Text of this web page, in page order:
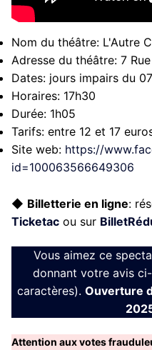
Nom du théâtre: L'Autre
Adresse du théâtre: 7
Dates: jours impairs du
Horaires: 17h30
Durée: 1h05
Tarifs: entre 12 et 17
Site web: https://
id=100063566649306
◆ Billetterie en ligne:
Ticketac ou sur
Vous aimez ce
donnant votre avis
caractères). Ouverture
Attention aux votes